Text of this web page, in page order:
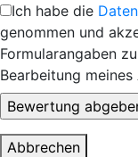
Ich habe die
genommen und
Formularangaben
Bearbeitung
Abbrechen